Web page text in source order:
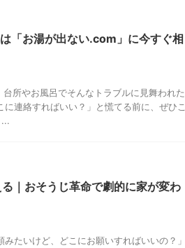
「お湯が出ない.com」に今すぐ相
所やお風呂でそんなトラブルに見舞われた
連絡すればいい？」と慌てる前に、ぜひこ
｜おそうじ革命で劇的に家が変わ
たいけど、どこにお願いすればいいの？」